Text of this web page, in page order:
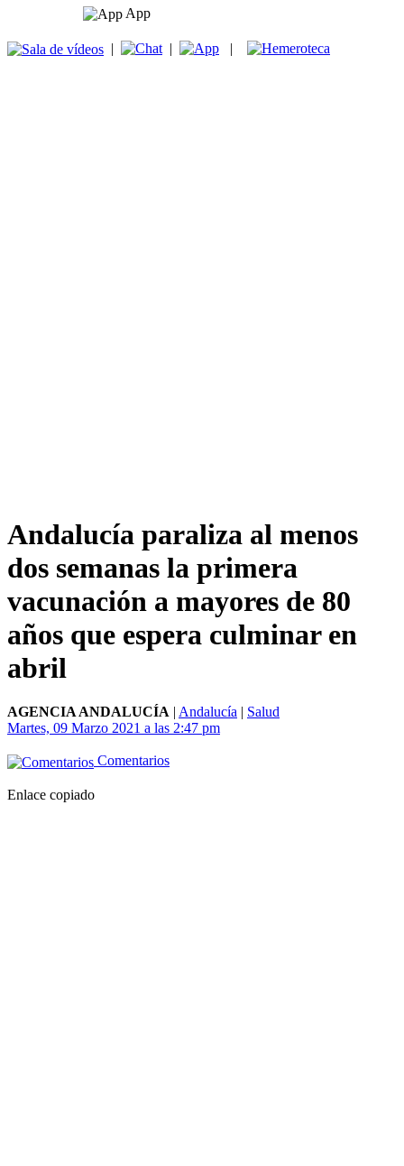
App
| | |
Andalucía paraliza al menos
dos semanas la primera
vacunación a mayores de 80
años que espera culminar en
abril
AGENCIA ANDALUCÍA | Andalucía | Salud
Martes, 09 Marzo 2021 a las 2:47 pm
Comentarios
Enlace copiado